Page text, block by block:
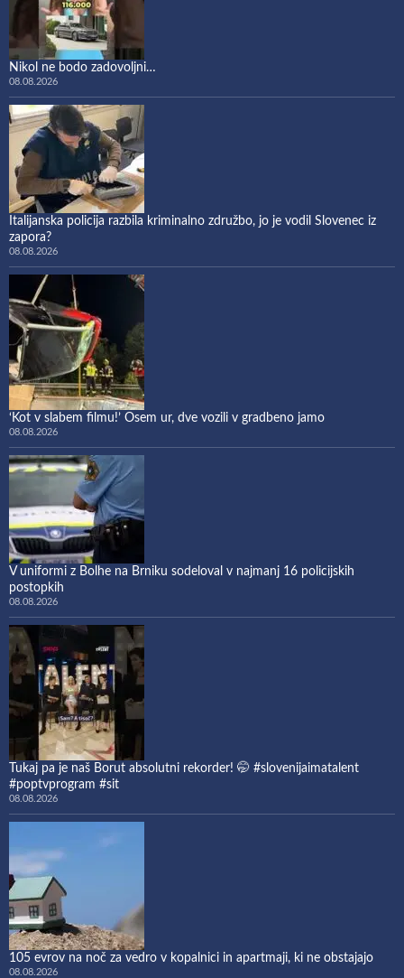
Nikol ne bodo zadovoljni…
08.08.2026
Italijanska policija razbila kriminalno združbo, jo je vodil Slovenec iz
zapora?
08.08.2026
‘Kot v slabem filmu!’ Osem ur, dve vozili v gradbeno jamo
08.08.2026
V uniformi z Bolhe na Brniku sodeloval v najmanj 16 policijskih
postopkih
08.08.2026
Tukaj pa je naš Borut absolutni rekorder! 🤭 #slovenijaimatalent
#poptvprogram #sit
08.08.2026
105 evrov na noč za vedro v kopalnici in apartmaji, ki ne obstajajo
08.08.2026